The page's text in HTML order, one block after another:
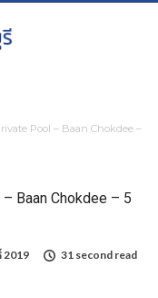
Pool – Baan Chokdee –
Baan Chokdee – 5
2019
31 second read